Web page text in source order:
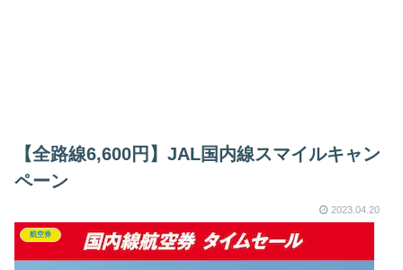
【全路線6,600円】JAL国内線スマイルキャン
ペーン
2023.04.20
航空券